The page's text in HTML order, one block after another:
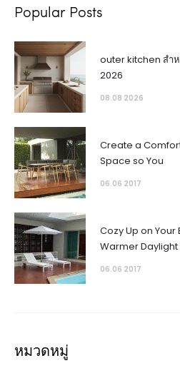
Popular Posts
outer kitchen สำห
2026
08.08 2026
Create a
Space so You
06.06 2017
Cozy Up on
Warmer Daylight
06.06 2017
หมวดหมู่